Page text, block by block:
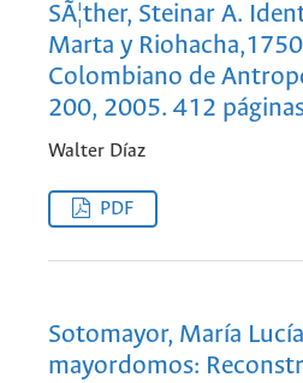
SÃ¦ther, Steinar A.
Marta y
Colombiano de
200, 2005. 412
Walter Díaz
PDF
Sotomayor, María
mayordomos: